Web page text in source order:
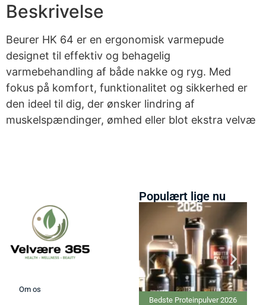
Beskrivelse
Beurer HK 64 er en ergonomisk varmepude
designet til effektiv og behagelig
varmebehandling af både nakke og ryg. Med
fokus på komfort, funktionalitet og sikkerhed er
den ideel til dig, der ønsker lindring af
muskelspændinger, ømhed eller blot ekstra velvæ
Om os
Populært lige nu
Bedste Proteinpulver 2026